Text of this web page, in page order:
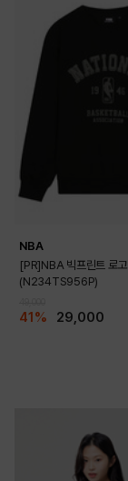
NBA
[PR]NBA 빅프린트 로
(N234TS956P)
41% 29,000